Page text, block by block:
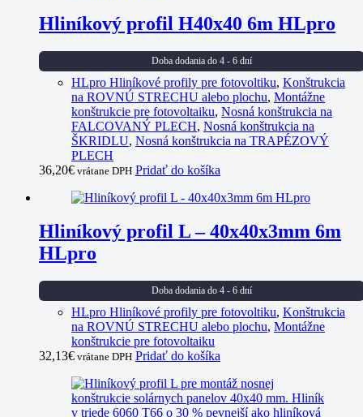
Hliníkový profil H40x40 6m HLpro
Doba dodania do 4 - 6 dní
HLpro Hliníkové profily pre fotovoltiku, Konštrukcia
na ROVNÚ STRECHU alebo plochu, Montážne
konštrukcie pre fotovoltaiku, Nosná konštrukcia na
FALCOVANÝ PLECH, Nosná konštrukcia na
ŠKRIDLU, Nosná konštrukcia na TRAPÉZOVÝ
PLECH
36,20€ vrátane DPH Pridať do košíka
Hliníkový profil L – 40x40x3mm 6m
HLpro
Doba dodania do 4 - 6 dní
HLpro Hliníkové profily pre fotovoltiku, Konštrukcia
na ROVNÚ STRECHU alebo plochu, Montážne
konštrukcie pre fotovoltaiku
32,13€ vrátane DPH Pridať do košíka